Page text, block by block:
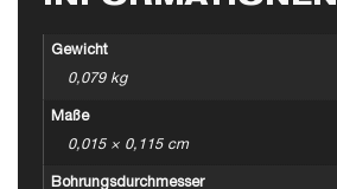
Gewicht
0,079 kg
Maße
0,015 × 0,115 cm
Bohrungsdurchmesser